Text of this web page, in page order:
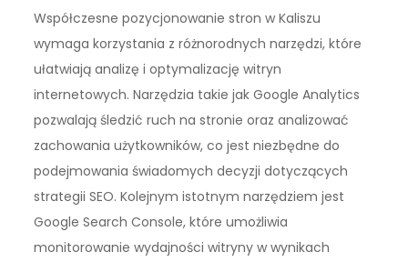
Współczesne pozycjonowanie stron w Kaliszu
wymaga korzystania z różnorodnych narzędzi, które
ułatwiają analizę i optymalizację witryn
internetowych. Narzędzia takie jak Google Analytics
pozwalają śledzić ruch na stronie oraz analizować
zachowania użytkowników, co jest niezbędne do
podejmowania świadomych decyzji dotyczących
strategii SEO. Kolejnym istotnym narzędziem jest
Google Search Console, które umożliwia
monitorowanie wydajności witryny w wynikach